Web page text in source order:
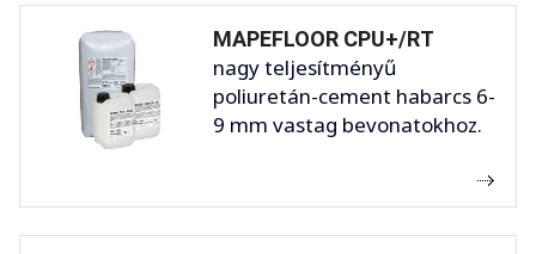
MAPEFLOOR CPU+/RT
nagy teljesítményű
poliuretán-cement habarcs 6-
9 mm vastag bevonatokhoz.